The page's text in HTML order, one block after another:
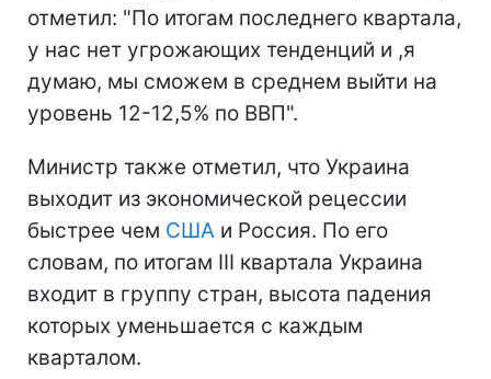
отметил: "По итогам последнего квартала,
у нас нет угрожающих тенденций и ,я
думаю, мы сможем в среднем выйти на
уровень 12-12,5% по ВВП".
Министр также отметил, что Украина
выходит из экономической рецессии
быстрее чем США и Россия. По его
словам, по итогам III квартала Украина
входит в группу стран, высота падения
которых уменьшается с каждым
кварталом.